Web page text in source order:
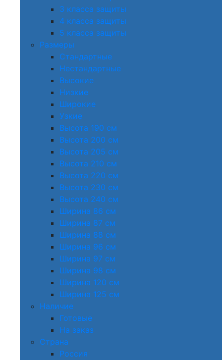
3 класса защиты
4 класса защиты
5 класса защиты
Размеры
Стандартные
Нестандартные
Высокие
Низкие
Широкие
Узкие
Высота 190 см
Высота 200 см
Высота 205 см
Высота 210 см
Высота 220 см
Высота 230 см
Высота 240 см
Ширина 86 см
Ширина 87 см
Ширина 88 см
Ширина 96 см
Ширина 97 см
Ширина 98 см
Ширина 120 см
Ширина 125 см
Наличие
Готовые
На заказ
Страна
Россия